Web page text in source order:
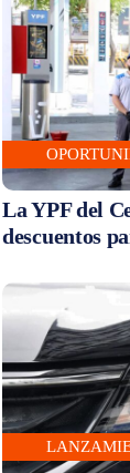
La YPF del
descuentos